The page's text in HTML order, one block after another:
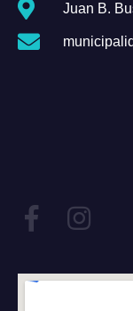
Juan B.